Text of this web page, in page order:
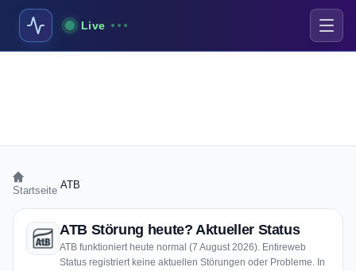
Live
Startseite ATB
ATB Störung heute? Aktueller Status
ATB funktioniert heute normal (7 August 2026). Entireweb
Status registriert keine aktuellen Störungen oder Probleme. In